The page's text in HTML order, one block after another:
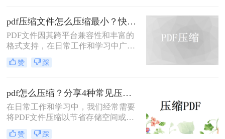
压缩PDF的方法。
pdf压缩文件怎么压缩最小？快来试着使用这三种压缩方法！
PDF文件因其跨平台兼容性和丰富的
格式支持，在日常工作和学习中广泛
应用。然而，有时我们需要将PDF文
件压缩到最小，以便更高效地存储和
呢？本文将介绍三种实用的PDF压缩
方法。
赞 踩
pdf怎么压缩？分享4种常见压缩方法！
在日常工作和学习中，我们经常需要
将PDF文件压缩以节省存储空间或加
快传输速度。那么pdf怎么压缩呢？本
赞 踩